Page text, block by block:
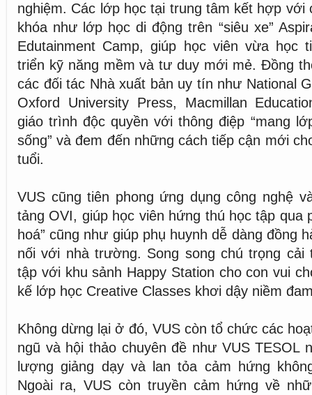
nghiệm. Các lớp học tại trung tâm kết hợp với
khóa như lớp học di động trên “siêu xe”
Edutainment Camp, giúp học viên vừa học
triển kỹ năng mềm và tư duy mới mẻ. Đồng
các đối tác Nhà xuất bản uy tín như National
Oxford University Press, Macmillan
giáo trình độc quyền với thông điệp “mang
sống” và đem đến những cách tiếp cận mới
tuổi.
VUS cũng tiên phong ứng dụng công nghệ
tảng OVI, giúp học viên hứng thú học tập qua
hoá” cũng như giúp phụ huynh dễ dàng đồng
nối với nhà trường. Song song chú trọng cải
tập với khu sảnh Happy Station cho con vui
kế lớp học Creative Classes khơi dậy niềm
Không dừng lại ở đó, VUS còn tổ chức các
ngũ và hội thảo chuyên đề như VUS TESOL
lượng giảng dạy và lan tỏa cảm hứng
Ngoài ra, VUS còn truyền cảm hứng về